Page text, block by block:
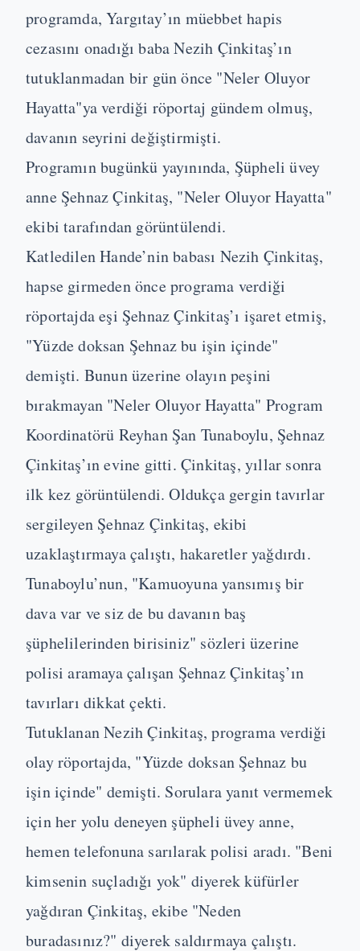
programda, Yargıtay’ın müebbet hapis
cezasını onadığı baba Nezih Çinkitaş’ın
tutuklanmadan bir gün önce "Neler Oluyor
Hayatta"ya verdiği röportaj gündem olmuş,
davanın seyrini değiştirmişti.
Programın bugünkü yayınında, Şüpheli üvey
anne Şehnaz Çinkitaş, "Neler Oluyor Hayatta"
ekibi tarafından görüntülendi.
Katledilen Hande’nin babası Nezih Çinkitaş,
hapse girmeden önce programa verdiği
röportajda eşi Şehnaz Çinkitaş’ı işaret etmiş,
"Yüzde doksan Şehnaz bu işin içinde"
demişti. Bunun üzerine olayın peşini
bırakmayan "Neler Oluyor Hayatta" Program
Koordinatörü Reyhan Şan Tunaboylu, Şehnaz
Çinkitaş’ın evine gitti. Çinkitaş, yıllar sonra
ilk kez görüntülendi. Oldukça gergin tavırlar
sergileyen Şehnaz Çinkitaş, ekibi
uzaklaştırmaya çalıştı, hakaretler yağdırdı.
Tunaboylu’nun, "Kamuoyuna yansımış bir
dava var ve siz de bu davanın baş
şüphelilerinden birisiniz" sözleri üzerine
polisi aramaya çalışan Şehnaz Çinkitaş’ın
tavırları dikkat çekti.
Tutuklanan Nezih Çinkitaş, programa verdiği
olay röportajda, "Yüzde doksan Şehnaz bu
işin içinde" demişti. Sorulara yanıt vermemek
için her yolu deneyen şüpheli üvey anne,
hemen telefonuna sarılarak polisi aradı. "Beni
kimsenin suçladığı yok" diyerek küfürler
yağdıran Çinkitaş, ekibe "Neden
buradasınız?" diyerek saldırmaya çalıştı.